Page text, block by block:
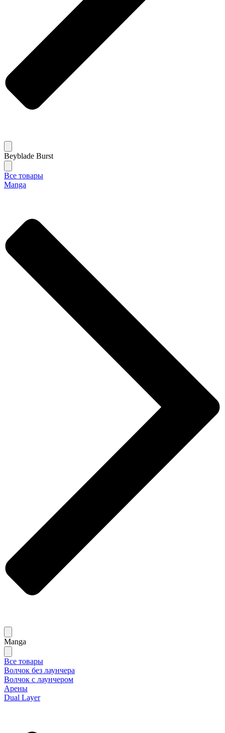
Beyblade Burst
Все товары
Manga
Manga
Все товары
Волчок без лаунчера
Волчок с лаунчером
Арены
Dual Layer